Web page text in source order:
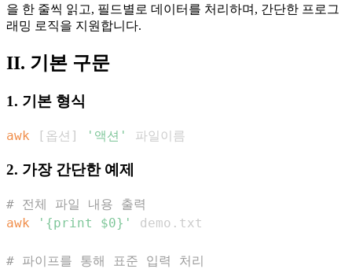
을 한 줄씩 읽고, 필드별로 데이터를 처리하며, 간단한 프로그
래밍 로직을 지원합니다.
II. 기본 구문
1. 기본 형식
awk [ 옵션 ] '액션' 파일이름
2. 가장 간단한 예제
# 전체 파일 내용 출력
awk
'{print $0}'
# 파이프를 통해 표준 입력 처리